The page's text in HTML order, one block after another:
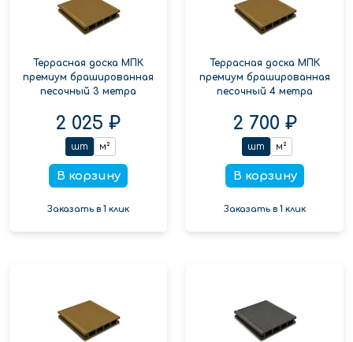
Террасная доска МПК
премиум брашированная
песочный 3 метра
2 025 ₽
шт м²
В корзину
Заказать в 1 клик
Террасная доска МПК
премиум брашированная
песочный 4 метра
2 700 ₽
шт м²
В корзину
Заказать в 1 клик